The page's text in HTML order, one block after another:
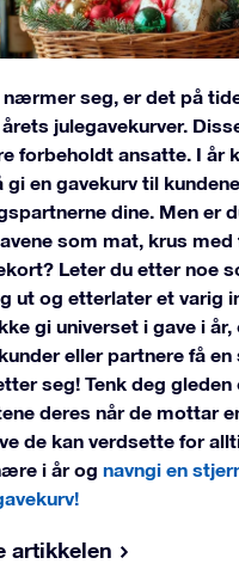
nærmer seg, er det på
julegavekurver.
forbeholdt ansatte. I år
gi en gavekurv til
dine. Men er
som mat, krus
Leter du etter noe
ut og etterlater et varig
gi universet i gave i år,
eller partnere få en
seg! Tenk deg gleden
deres når de mottar
de kan verdsette for
i år og navngi en
artikkelen